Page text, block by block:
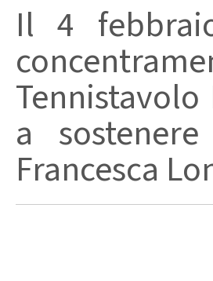
Il 4
a
Francesca